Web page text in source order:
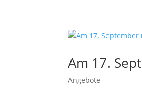
Am 17.
Angebote